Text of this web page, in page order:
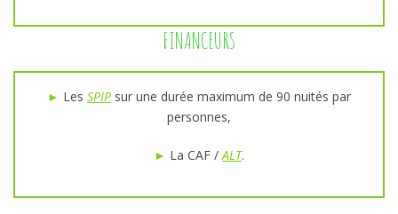
FINANCEURS
► Les SPIP sur une durée maximum de 90 nuités par
personnes,
► La CAF /ALT.